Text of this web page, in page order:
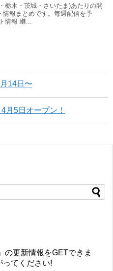
栃木・茨城・さいたま)あたりの開
情報まとめです。毎週配信を予
情報 継...
14日〜
月5日オープン！
の更新情報をGETできま
ってください!